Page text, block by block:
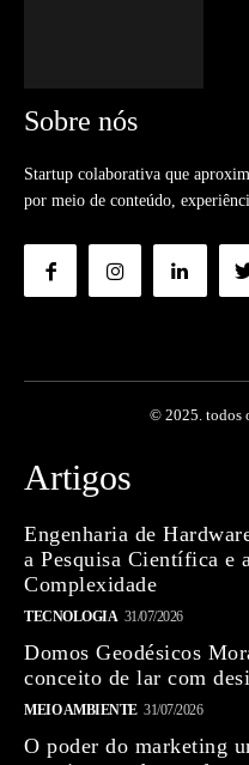
Sobre nós
Startup colaborativa que
por meio de conteúdo,
© 2025. todos
Artigos
Engenharia de
a Pesquisa Científica e
Complexidade
TECNOLOGIA 31/07/2026
Domos Geodésicos
conceito de lar com
MEIO AMBIENTE 31/07/2026
O poder do marketing